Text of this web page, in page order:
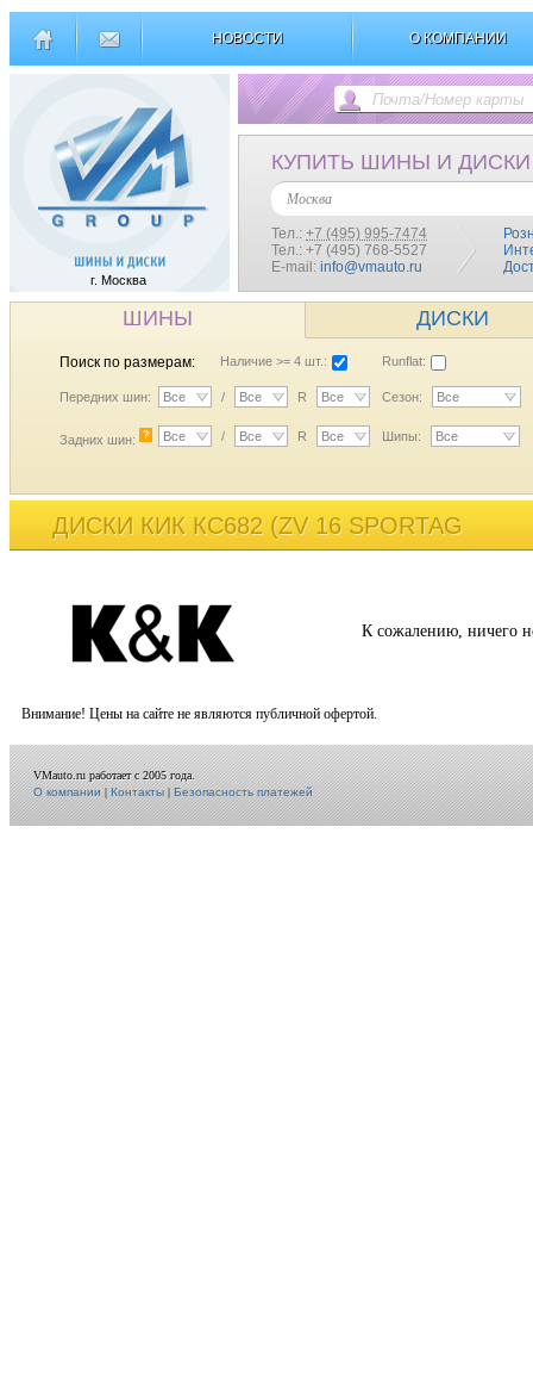
НОВОСТИ О КОМПАНИИ
г. Москва
КУПИТЬ ШИНЫ И ДИСКИ
Москва
Тел.: +7 (495) 995-7474
Тел.: +7 (495) 768-5527
E-mail: info@vmauto.ru
ШИНЫ ДИСКИ
Поиск по размерам: Наличие >= 4 шт.: Runflat:
Передних шин: Все / Все R Все Сезон: Все
Задних шин: ? Все / Все R Все Шипы: Все
ДИСКИ КИК КС682 (ZV 16 SPORTAG
К сожалению, ничего
Внимание! Цены на сайте не являются публичной офертой.
VMauto.ru работает с 2005 года.
О компании|Контакты|Безопасность платежей